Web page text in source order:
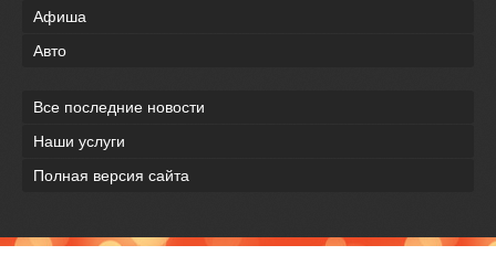
Афиша
Авто
Все последние новости
Наши услуги
Полная версия сайта